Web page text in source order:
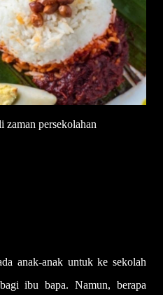
zaman persekolahan
anak-anak untuk ke sekolah
ibu bapa. Namun, berapa